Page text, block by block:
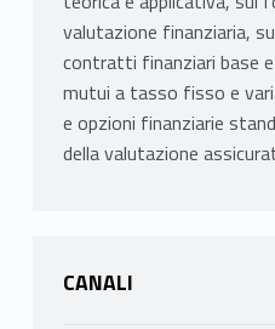
valutazione finanziaria,
contratti finanziari base
mutui a tasso fisso e
e opzioni finanziarie
della valutazione
CANALI